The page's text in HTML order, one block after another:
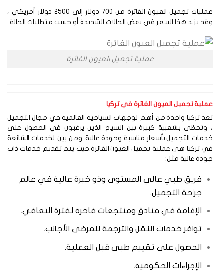
عمليات تجميل العيون الغائرة من 700 دولار إلى 2500 دولار أمريكي ،
يزيد هذا السعر في بعض الحالات الشديدة أو حسب متطلبات الحالة.
عملية تجميل العيون الغائرة
تجميل العيون الغائرة في تركيا
تركيا واحدة من أهم الوجهات السياحية العالمية في مجال التجميل
وتحظى بشعبية كبيرة بين السياح الذين يرغبون في الحصول على
التجميل بأسعار مناسبة وجودة عالية. ومن بين الخدمات الشائعة
تركيا هي عملية تجميل العيون الغائرة.حيث يتم تقديم خدمات ذات
عالية مثل:
فريق طبي عالي المستوى وذو خبرة عالية في عالم
جراحة التجميل.
الإقامة في فنادق ومنتجعات فاخرة لفترة التعافي.
توافر خدمات النقل والترجمة للمرضى الأجانب.
الحصول على تقييم طبي قبل العملية.
الإجراءات الحكومية.